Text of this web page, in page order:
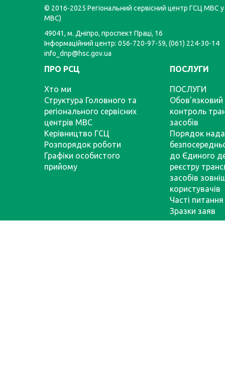
© 2016-2025 Регіональний сервісний центр ГСЦ МВС у
МВС)
49041, м. Дніпро, проспект Праці, 16
Інформаційний центр: 056-720-97-59, (061) 224-30-14
info_dnp@hsc.gov.ua
ПРО РСЦ
Хто ми
Структура Головного та
регіонального сервісних
центрів МВС
Керівництво ГСЦ
Розпорядок роботи
Графіки особистого
прийому
ПОСЛУГИ
ПОСЛУГИ
Обов’язковий
контроль
засобів
Порядок
до Єдиного
реєстру
засобів
користувачів
Часті питання
Зразки заяв